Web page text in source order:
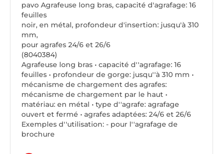
pavo Agrafeuse long bras, capacité d'agrafage: 16
feuilles
noir, en métal, profondeur d'insertion: jusqu'à 310
mm,
pour agrafes 24/6 et 26/6
(8040384)
Agrafeuse long bras • capacité d''agrafage: 16
feuilles • profondeur de gorge: jusqu''à 310 mm •
mécanisme de chargement des agrafes:
mécanisme de chargement par le haut •
matériau: en métal • type d''agrafe: agrafage
ouvert et fermé • agrafes adaptées: 24/6 et 26/6
Exemples d''utilisation: - pour l''agrafage de
brochure